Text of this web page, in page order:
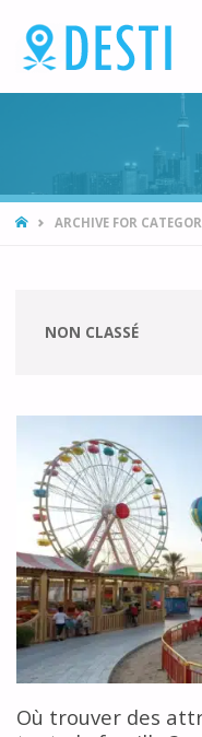
HOMEARCHIVE FOR
NON CLASSÉ
Où trouver des